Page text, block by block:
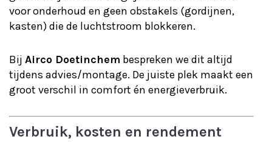
voor onderhoud en geen obstakels (gordijnen,
kasten) die de luchtstroom blokkeren.
Bij Airco Doetinchem bespreken we dit altijd
tijdens advies/montage. De juiste plek maakt een
groot verschil in comfort én energieverbruik.
Verbruik, kosten en rendement